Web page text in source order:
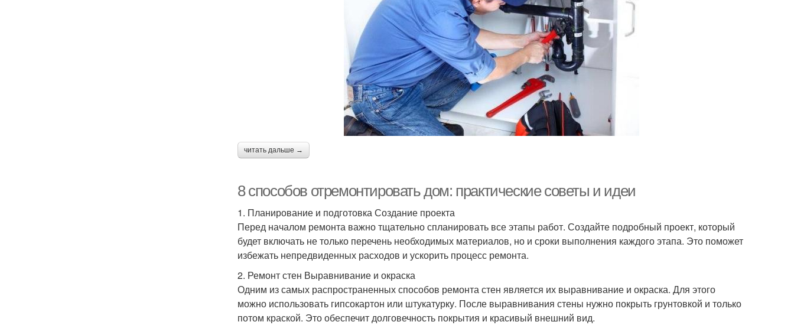
читать дальше →
8 способов отремонтировать дом: практические советы и идеи
1. Планирование и подготовка Создание проекта
Перед началом ремонта важно тщательно спланировать все этапы работ. Создайте подробный проект, который
будет включать не только перечень необходимых материалов, но и сроки выполнения каждого этапа. Это поможет
избежать непредвиденных расходов и ускорить процесс ремонта.
2. Ремонт стен Выравнивание и окраска
Одним из самых распространенных способов ремонта стен является их выравнивание и окраска. Для этого
можно использовать гипсокартон или штукатурку. После выравнивания стены нужно покрыть грунтовкой и только
потом краской. Это обеспечит долговечность покрытия и красивый внешний вид.